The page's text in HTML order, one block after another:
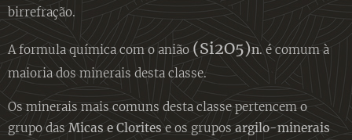
birrefração.
A formula química com o anião (Si2O5)n. é comum à
maioria dos minerais desta classe.
Os minerais mais comuns desta classe pertencem o
grupo das Micas e Clorites e os grupos argilo-minerais